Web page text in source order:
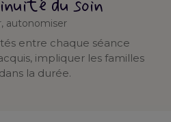
du soin
autonomiser
entre chaque séance
impliquer les familles
la durée.